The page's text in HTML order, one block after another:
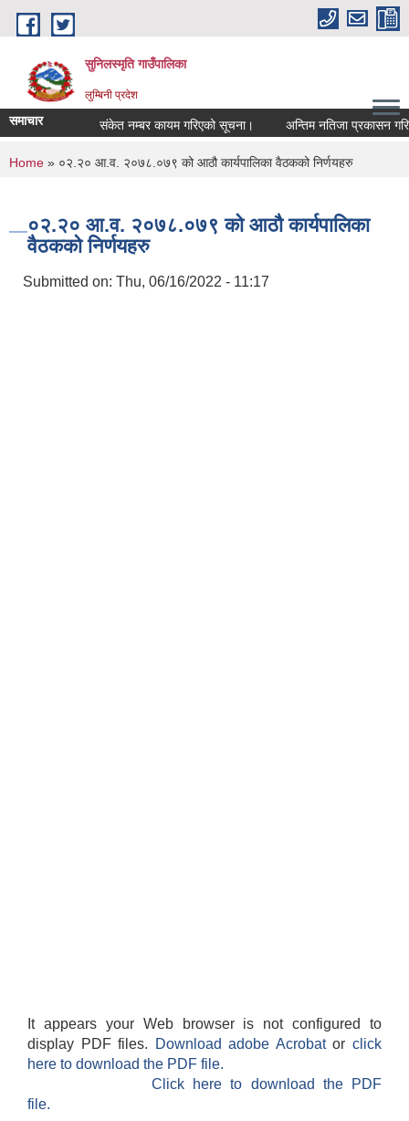
Skip to main content
सुनिलस्मृति गाउँपालिका
लुम्बिनी प्रदेश
समाचार संकेत नम्बर कायम गरिएको सूचना। अन्तिम नतिजा प्रकासन
You are here
Home » ०२.२० आ.व. २०७८.०७९ को आठौ कार्यपालिका वैठकको निर्णयहरु
०२.२० आ.व. २०७८.०७९ को आठौ कार्यपालिका
वैठकको निर्णयहरु
Submitted on: Thu, 06/16/2022 - 11:17
It appears your Web browser is not configured to
display PDF files.
Download adobe Acrobatorclick
here to download the PDF file.
Click here to download the PDF
file.